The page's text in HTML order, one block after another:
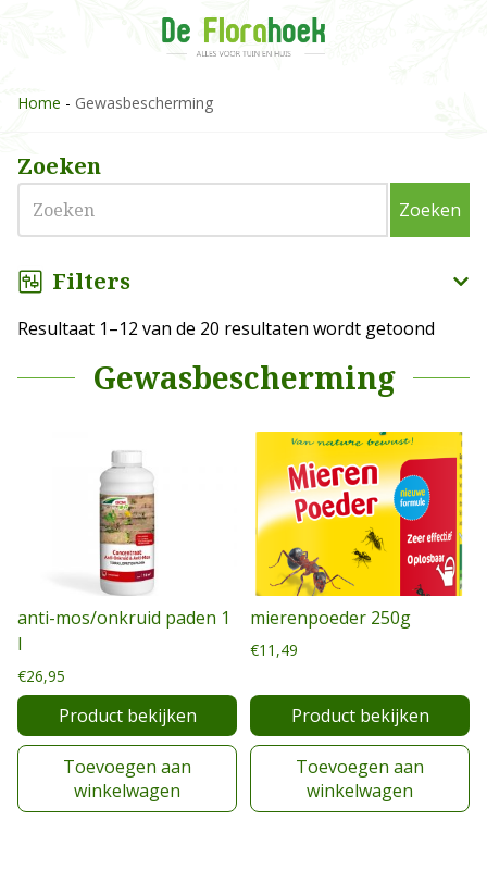
Home - Gewasbescherming
Zoeken
Zoeken
Filters
Resultaat 1–12 van de 20 resultaten wordt getoond
Gewasbescherming
anti-mos/onkruid paden 1
l
€26,95
Product bekijken
Toevoegen aan
winkelwagen
mierenpoeder 250g
€11,49
Product bekijken
Toevoegen aan
winkelwagen